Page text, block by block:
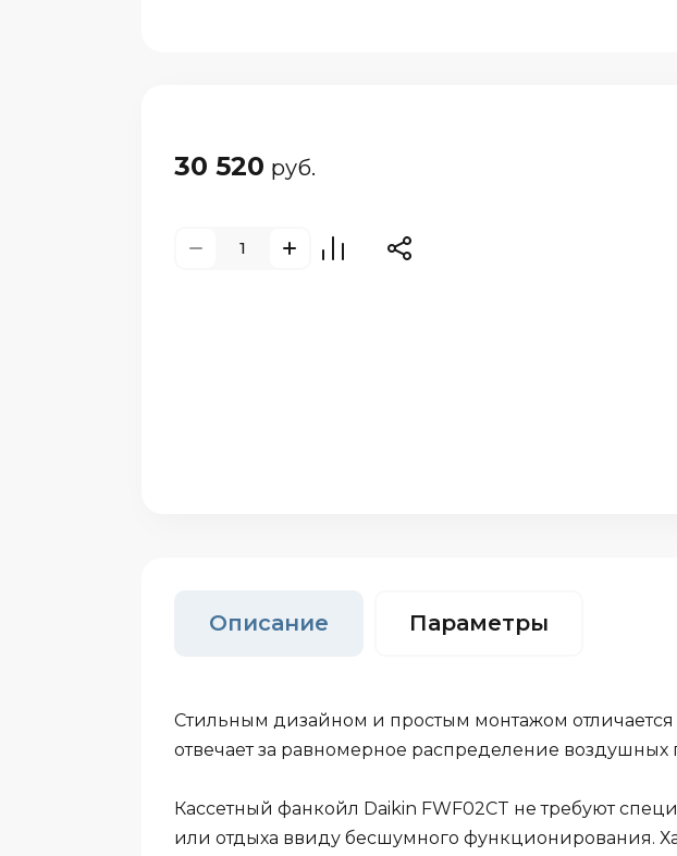
30 520 руб.
Описание Параметры
Стильным дизайном и простым монтажом
отвечает за равномерное распределение воздушных
Кассетный фанкойл Daikin FWF02CT не требуют
или отдыха ввиду бесшумного функционирования.